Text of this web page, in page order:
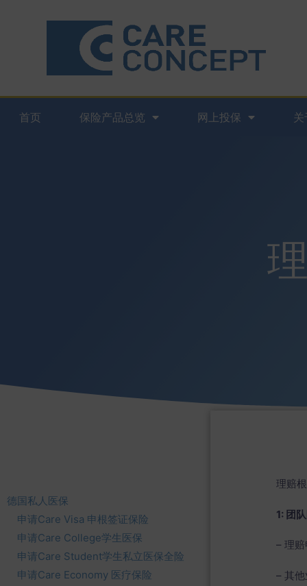
首页 保险产品总览 网上投保
德国私人医保
申请Care Visa 申根签证保险
申请Care College学生医保
申请Care Student学生私立医保全险
申请Care Economy 医疗保险
理赔
1: 团
– 理
– 其